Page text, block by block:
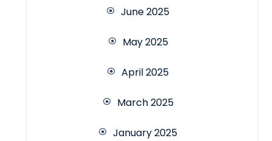
June 2025
May 2025
April 2025
March 2025
January 2025